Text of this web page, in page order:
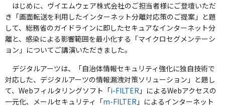
はじめに、ヴイエムウェア株式会社のご担当者様にご登壇いただ
き「画面転送を利用したインターネット分離対応策のご提案」と題
して、総務省のガイドラインに即したセキュアなインターネット分
離と、感染による影響範囲を最小化する「マイクロセグメンテーシ
ョン」についてご講演いただきました。
デジタルアーツは、「自治体情報セキュリティ強化に独自技術で
対応した、デジタルアーツの情報漏洩対策ソリューション」と題し
て、Webフィルタリングソフト「i-FILTER 」によるWebアクセスの
一元化、メールセキュリティ「m-FILTER 」によるインターネット